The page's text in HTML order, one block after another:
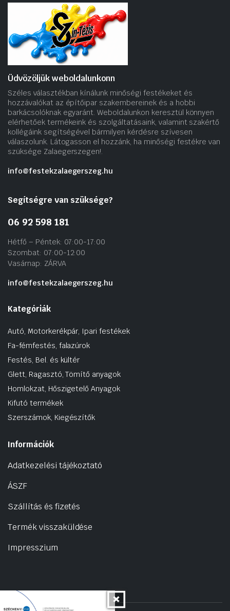
Üdvözöljük weboldalunkonn
Széles választékban kínálunk minőségi festékeket és
hozzávalókat az építőipar szakembereinek és a hobbi
barkácsolóknak egyaránt. Weboldalunkon keresztül könnyen
elérhetőek termékeink és szolgáltatásaink, valamint szakértő
kollégáink segítségével bármilyen kérdésre szívesen
válaszolunk. Látogasson el hozzánk, ha minőségi festékre van
szüksége Zalaegerszegen!.
info@festekzalaegerszeg.hu
Segítségre van szüksége?
06 92 598 181
Hétfő – Péntek: 07:00-17:00
Szombat: 07:00-12:00
Vasárnap: ZÁRVA
info@festekzalaegerszeg.hu
Kategóriák
Autó, Motorkerékpár, Ipari festékek
Fa-fémfestés, falazúrok
Festés, Bel. és kültér
Glett, Ragasztó, Tömítő anyagok
Homlokzat, Hőszigetelő Anyagok
Kifutó termékek
Szerszámok, Kiegészítők
Információk
Adatkezelési tájékoztató
ÁSZF
Szállítás és fizetés
Termék visszaküldése
Impresszium